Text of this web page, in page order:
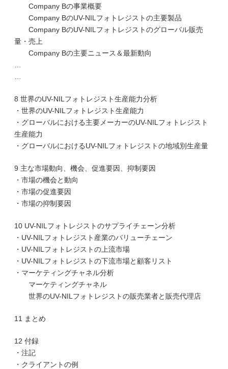
Company Bの事業概要
Company BのUV-NILフォトレジストの主要製品
Company BのUV-NILフォトレジストのグローバル販売
量・売上
Company Bの主要ニュース＆最新動向
8 世界のUV-NILフォトレジスト生産能力分析
・世界のUV-NILフォトレジスト生産能力
・グローバルにおける主要メーカーのUV-NILフォトレジスト
生産能力
・グローバルにおけるUV-NILフォトレジストの地域別生産量
9 主な市場動向、機会、促進要因、抑制要因
・市場の機会と動向
・市場の促進要因
・市場の抑制要因
10 UV-NILフォトレジストのサプライチェーン分析
・UV-NILフォトレジスト産業のバリューチェーン
・UV-NILフォトレジストの上流市場
・UV-NILフォトレジストの下流市場と顧客リスト
・マーケティングチャネル分析
マーケティングチャネル
世界のUV-NILフォトレジストの販売業者と販売代理店
11 まとめ
12 付録
・注記
・クライアントの例